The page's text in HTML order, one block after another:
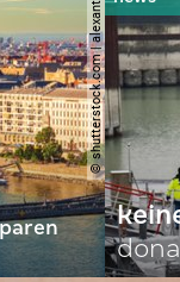
© shutterstock.com | alexanton